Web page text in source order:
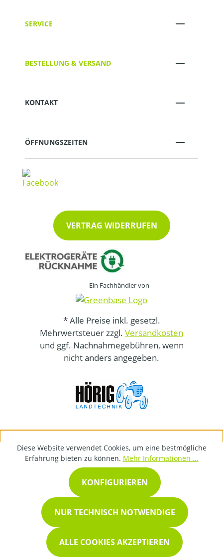
SERVICE
BESTELLUNG & VERSAND
KONTAKT
ÖFFNUNGSZEITEN
VERTRAG WIDERRUFEN
Ein Fachhändler von
* Alle Preise inkl. gesetzl.
Mehrwertsteuer zzgl. Versandkosten
und ggf. Nachnahmegebühren, wenn
nicht anders angegeben.
Diese Website verwendet Cookies, um eine bestmögliche
Erfahrung bieten zu können. Mehr Informationen ...
NUR TECHNISCH NOTWENDIGE
KONFIGURIEREN
ALLE COOKIES AKZEPTIEREN